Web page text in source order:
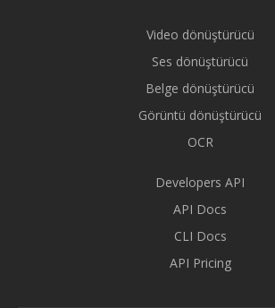
Video dönüştürücü
Ses dönüştürücü
Belge dönüştürücü
Görüntü dönüştürücü
OCR
Developers API
API Docs
CLI Docs
API Pricing